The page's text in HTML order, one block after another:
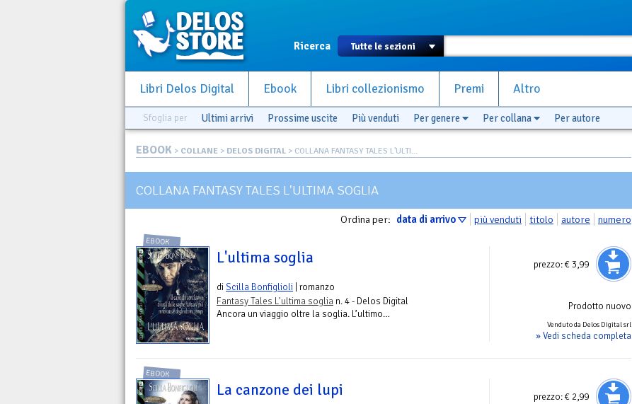
Ricerca
Libri Delos Digital Ebook Libri collezionismo Premi Altro
Sfoglia per Ultimi arrivi Prossime uscite Più venduti Per genere Per collana Per autore
EBOOK > COLLANE > DELOS DIGITAL > COLLANA FANTASY TALES L'ULTI...
COLLANA FANTASY TALES L'ULTIMA SOGLIA
Ordina per: data di arrivo più venduti titolo autore numero
prezzo:€ 3,99
Prodotto nuovo
Venduto da Delos Digital srl
» Vedi scheda completa
EBOOK
L'ultima soglia
diScilla Bonfiglioli | romanzo
Fantasy Tales L'ultima soglia n. 4 - Delos Digital
Ancora un viaggio oltre la soglia. L’ultimo…
prezzo:€ 2,99
EBOOK
La canzone dei lupi